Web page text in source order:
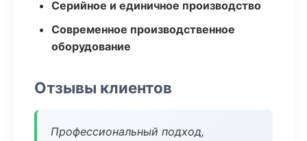
Серийное и единичное производство
Современное производственное
оборудование
Отзывы клиентов
Профессиональный подход,